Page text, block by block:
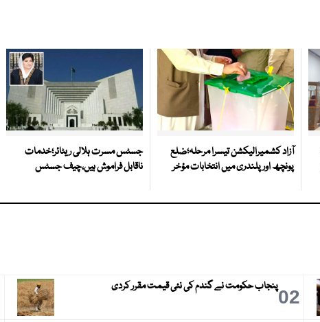
آزاد کشمیرالیکشن تیسرا مرحلہ؛ضلع
پونچھ اور پلندری میں انتخابات مؤخر
جسٹس مسرت ہلالی ریٹائر؛خدمات
ناقابل فراموش ہیں،چیف جسٹس
02پنجاب حکومت نے گندم کی نئی قیمت مقرر کردی